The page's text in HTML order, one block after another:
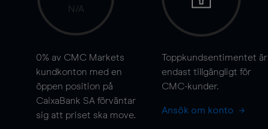
N/A
0% av CMC Markets
kundkonton med en
öppen position på
CaixaBank SA förväntar
sig att priset ska move.
Toppkundsentimentet är
endast tillgängligt för
CMC-kunder.
Ansök om konto